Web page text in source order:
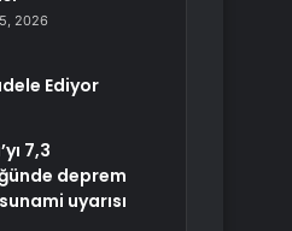
2026
Ediyor
7,3
deprem
uyarısı